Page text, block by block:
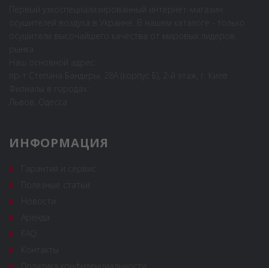
ИНФОРМАЦИЯ